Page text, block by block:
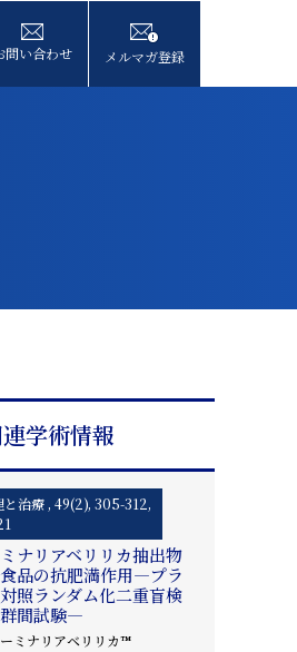
問い合わせ メルマガ登録
学術情報
と治療 , 49(2), 305-312,
ナリアベリリカ抽出物
品の抗肥満作用―プラ
照ランダム化二重盲検
間試験―
ミナリアベリリカ™